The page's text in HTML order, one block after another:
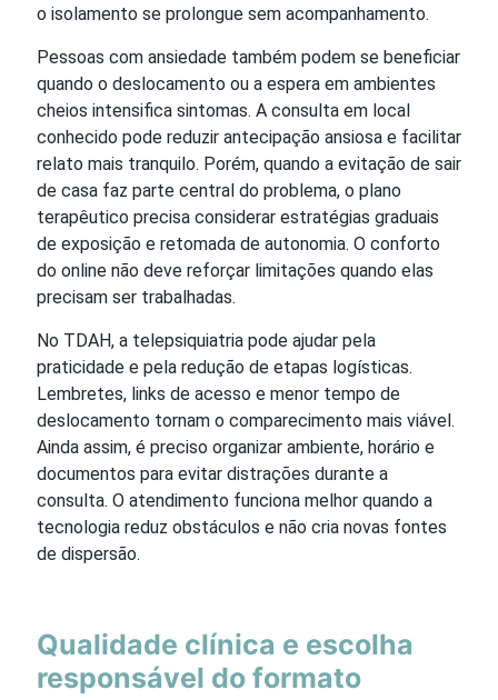
o isolamento se prolongue sem acompanhamento.
Pessoas com ansiedade também podem se beneficiar
quando o deslocamento ou a espera em ambientes
cheios intensifica sintomas. A consulta em local
conhecido pode reduzir antecipação ansiosa e facilitar
relato mais tranquilo. Porém, quando a evitação de sair
de casa faz parte central do problema, o plano
terapêutico precisa considerar estratégias graduais
de exposição e retomada de autonomia. O conforto
do online não deve reforçar limitações quando elas
precisam ser trabalhadas.
No TDAH, a telepsiquiatria pode ajudar pela
praticidade e pela redução de etapas logísticas.
Lembretes, links de acesso e menor tempo de
deslocamento tornam o comparecimento mais viável.
Ainda assim, é preciso organizar ambiente, horário e
documentos para evitar distrações durante a
consulta. O atendimento funciona melhor quando a
tecnologia reduz obstáculos e não cria novas fontes
de dispersão.
Qualidade clínica e escolha
responsável do formato